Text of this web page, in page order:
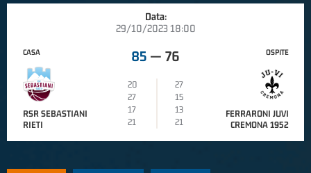
Data:
29/10/2023 18:00
CASA
RSR SEBASTIANI
RIETI
85 — 76
20
27
27
15
17
13
21
21
OSPITE
FERRARONI JUVI
CREMONA 1952